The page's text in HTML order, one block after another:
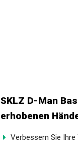
SKLZ D-Man
erhobenen
Verbessern Sie